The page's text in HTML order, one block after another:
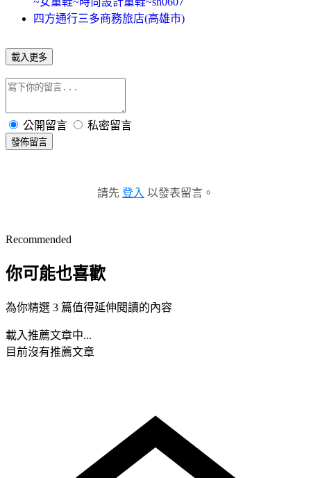
四方通行三多商務旅店(高雄市)
載入更多
公開留言 私密留言
發佈留言
請先 登入 以發表留言。
Recommended
你可能也喜歡
為你精選 3 篇值得延伸閱讀的內容
載入推薦文章中...
目前沒有推薦文章